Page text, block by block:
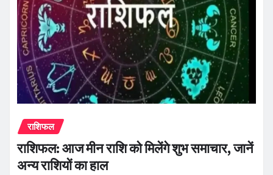
राशिफल
राशिफल: आज मीन राशि को मिलेंगे शुभ समाचार, जानें
अन्य राशियों का हाल